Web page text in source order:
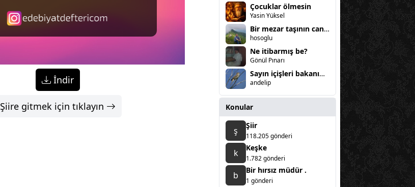
İndir
Şiire gitmek için tıklayın
Çocuklar ölmesin
Yasin Yüksel
Bir mezar taşının can sıkıntısı
hosoglu
Ne itibarmış be?
Gönül Pınarı
Sayın içişleri bakanımıza açık mektup!
andelip
Konular
ş Şiir
118.205 gönderi
k Keşke
1.782 gönderi
b Bir hırsız müdür .
1 gönderi